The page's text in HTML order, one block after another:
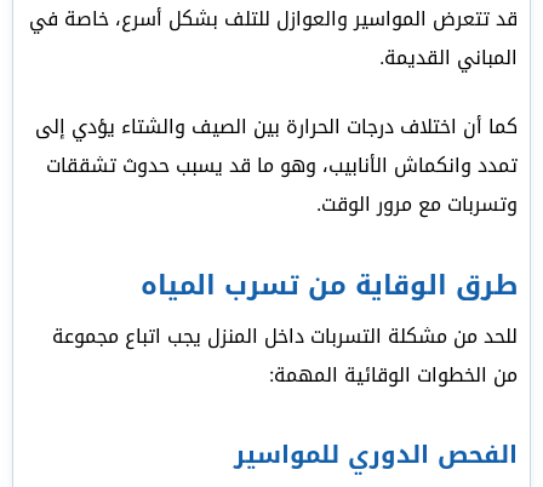
قد تتعرض المواسير والعوازل للتلف بشكل أسرع، خاصة في
المباني القديمة.
كما أن اختلاف درجات الحرارة بين الصيف والشتاء يؤدي إلى
تمدد وانكماش الأنابيب، وهو ما قد يسبب حدوث تشققات
وتسربات مع مرور الوقت.
طرق الوقاية من تسرب المياه
للحد من مشكلة التسربات داخل المنزل يجب اتباع مجموعة
من الخطوات الوقائية المهمة:
الفحص الدوري للمواسير